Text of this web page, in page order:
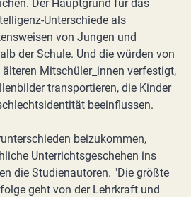
Der Hauptgrund für das
Unterschiede als
von Jungen und
der Schule. Und die würden von
älteren Mitschüler_innen verfestigt,
transportieren, die Kinder
beeinflussen.
beizukommen,
Unterrichtsgeschehen ins
die Studienautoren. "Die größte
geht von der Lehrkraft und